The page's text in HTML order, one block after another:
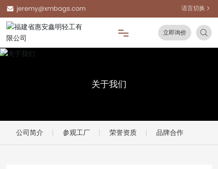
jeremy@xmbags.com 语言切换
产品中心
立即询价
关于我们
公司简介 参观工厂 荣誉资质 品牌合作